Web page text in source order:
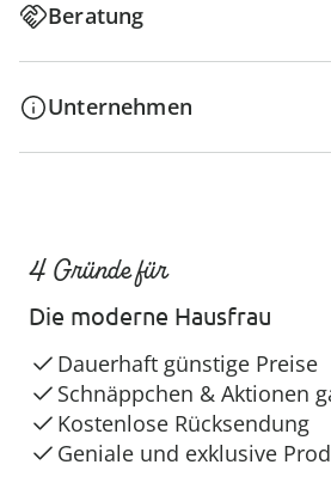
Beratung
Unternehmen
4 Gründe für
Die moderne Hausfrau
Dauerhaft günstige Preise
Schnäppchen & Aktionen
Kostenlose Rücksendung
Geniale und exklusive